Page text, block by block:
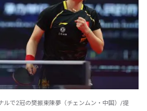
ルで2冠の樊振東陳夢（チェンムン・中国）/提